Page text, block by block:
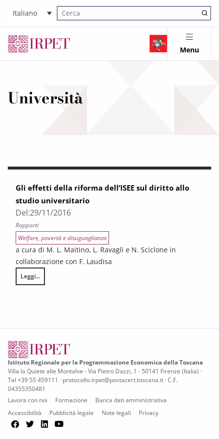
Italiano
Cerca nel sito
Menu
Università
Gli effetti della riforma dell’ISEE sul diritto allo
studio universitario
Del:29/11/2016
Rapporti
Welfare, povertà e disuguaglianza
a cura di M. L. Maitino, L. Ravagli e N. Sciclone in
collaborazione con F. Laudisa
Leggi...
Gli effetti della riforma dell’ISEE sul diritto allo studio universitario
Istituto Regionale per la Programmazione Economica della Toscana
Villa la Quiete alle Montalve - Via Pietro Dazzi, 1 - 50141 Firenze (Italia) ·
Tel +39 55 459111 · protocollo.irpet@postacert.toscana.it · C.F.
04355350481
Lavora con noi
Formazione
Banca dati amministrativa
Accessibilità
Pubblicità legale Note legali Privacy
Facebook
TwitterLinkedIn